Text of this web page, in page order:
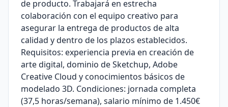
de producto. Trabajará en estrecha
colaboración con el equipo creativo para
asegurar la entrega de productos de alta
calidad y dentro de los plazos establecidos.
Requisitos: experiencia previa en creación de
arte digital, dominio de Sketchup, Adobe
Creative Cloud y conocimientos básicos de
modelado 3D. Condiciones: jornada completa
(37,5 horas/semana), salario mínimo de 1.450€